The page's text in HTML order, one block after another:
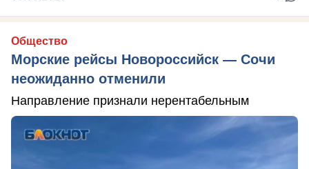
Общество
Морские рейсы Новороссийск — Сочи
неожиданно отменили
Направление признали нерентабельным